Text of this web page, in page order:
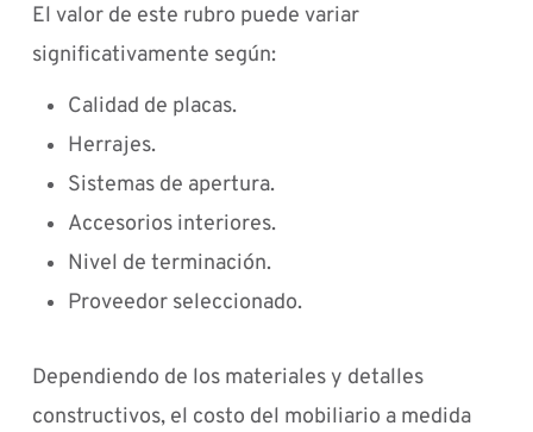
El valor de este rubro puede variar
significativamente según:
Calidad de placas.
Herrajes.
Sistemas de apertura.
Accesorios interiores.
Nivel de terminación.
Proveedor seleccionado.
Dependiendo de los materiales y detalles
constructivos, el costo del mobiliario a medida